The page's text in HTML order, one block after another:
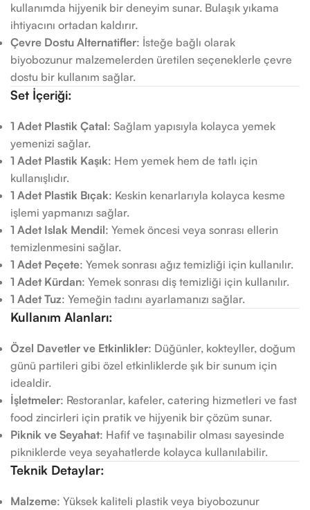
kullanımda hijyenik bir deneyim sunar. Bulaşık yıkama
ihtiyacını ortadan kaldırır.
Çevre Dostu Alternatifler: İsteğe bağlı olarak
biyobozunur malzemelerden üretilen seçeneklerle çevre
dostu bir kullanım sağlar.
Set İçeriği:
1 Adet Plastik Çatal: Sağlam yapısıyla kolayca yemek
yemenizi sağlar.
1 Adet Plastik Kaşık: Hem yemek hem de tatlı için
kullanışlıdır.
1 Adet Plastik Bıçak: Keskin kenarlarıyla kolayca kesme
işlemi yapmanızı sağlar.
1 Adet Islak Mendil: Yemek öncesi veya sonrası ellerin
temizlenmesini sağlar.
1 Adet Peçete: Yemek sonrası ağız temizliği için kullanılır.
1 Adet Kürdan: Yemek sonrası diş temizliği için kullanılır.
1 Adet Tuz: Yemeğin tadını ayarlamanızı sağlar.
Kullanım Alanları:
Özel Davetler ve Etkinlikler: Düğünler, kokteyller, doğum
günü partileri gibi özel etkinliklerde şık bir sunum için
idealdir.
İşletmeler: Restoranlar, kafeler, catering hizmetleri ve fast
food zincirleri için pratik ve hijyenik bir çözüm sunar.
Piknik ve Seyahat: Hafif ve taşınabilir olması sayesinde
pikniklerde veya seyahatlerde kolayca kullanılabilir.
Teknik Detaylar:
Malzeme: Yüksek kaliteli plastik veya biyobozunur